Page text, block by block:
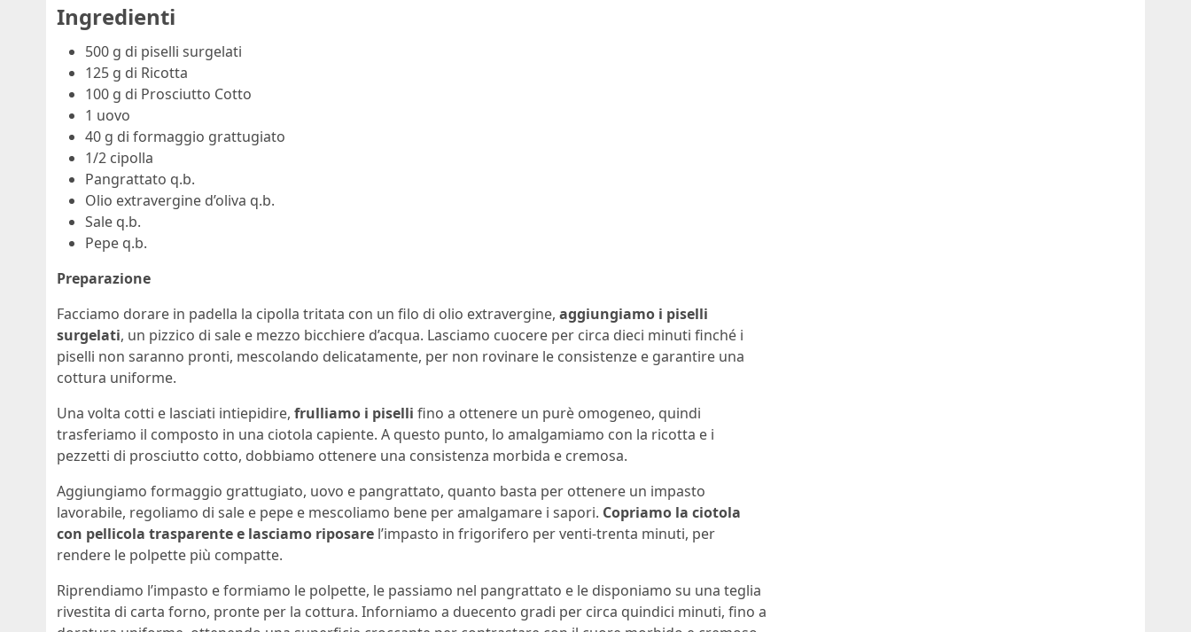
Ingredienti
500 g di piselli surgelati
125 g di Ricotta
100 g di Prosciutto Cotto
1 uovo
40 g di formaggio grattugiato
1/2 cipolla
Pangrattato q.b.
Olio extravergine d’oliva q.b.
Sale q.b.
Pepe q.b.
Preparazione
Facciamo dorare in padella la cipolla tritata con un filo di olio extravergine, aggiungiamo i piselli
surgelati, un pizzico di sale e mezzo bicchiere d’acqua. Lasciamo cuocere per circa dieci minuti finché i
piselli non saranno pronti, mescolando delicatamente, per non rovinare le consistenze e garantire una
cottura uniforme.
Una volta cotti e lasciati intiepidire, frulliamo i piselli fino a ottenere un purè omogeneo, quindi
trasferiamo il composto in una ciotola capiente. A questo punto, lo amalgamiamo con la ricotta e i
pezzetti di prosciutto cotto, dobbiamo ottenere una consistenza morbida e cremosa.
Aggiungiamo formaggio grattugiato, uovo e pangrattato, quanto basta per ottenere un impasto
lavorabile, regoliamo di sale e pepe e mescoliamo bene per amalgamare i sapori. Copriamo la ciotola
con pellicola trasparente e lasciamo riposare l’impasto in frigorifero per venti-trenta minuti, per
rendere le polpette più compatte.
Riprendiamo l’impasto e formiamo le polpette, le passiamo nel pangrattato e le disponiamo su una teglia
rivestita di carta forno, pronte per la cottura. Inforniamo a duecento gradi per circa quindici minuti, fino a